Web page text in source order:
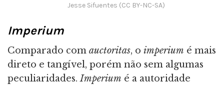
Jesse Sifuentes (CC BY-NC-SA)
Imperium
Comparado com auctoritas, o imperium é mais
direto e tangível, porém não sem algumas
peculiaridades.Imperium é a autoridade